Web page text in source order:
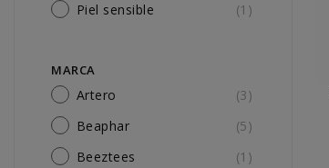
Piel sensible
(1)
MARCA
Artero
(3)
Beaphar
(5)
Beeztees
(1)